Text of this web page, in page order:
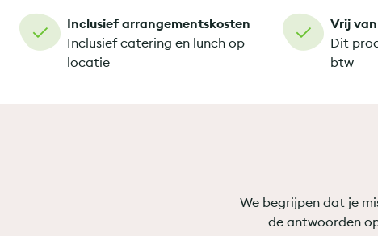
Inclusief arrangementskosten
Inclusief catering en lunch op
locatie
Vrij
Dit
btw
We begrijpen dat je
de antwoorden